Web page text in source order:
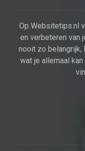
Op Websitetips.nl
en verbeteren van
nooit zo belangrijk,
wat je allemaal